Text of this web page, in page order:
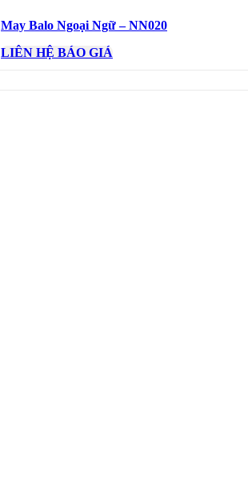
May Balo Ngoại Ngữ – NN020
LIÊN HỆ BÁO GIÁ